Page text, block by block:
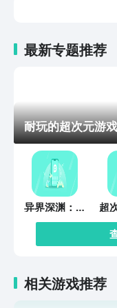
最新专题推荐
耐玩的超次元游
异界深渊：觉
醒
超
相关游戏推荐